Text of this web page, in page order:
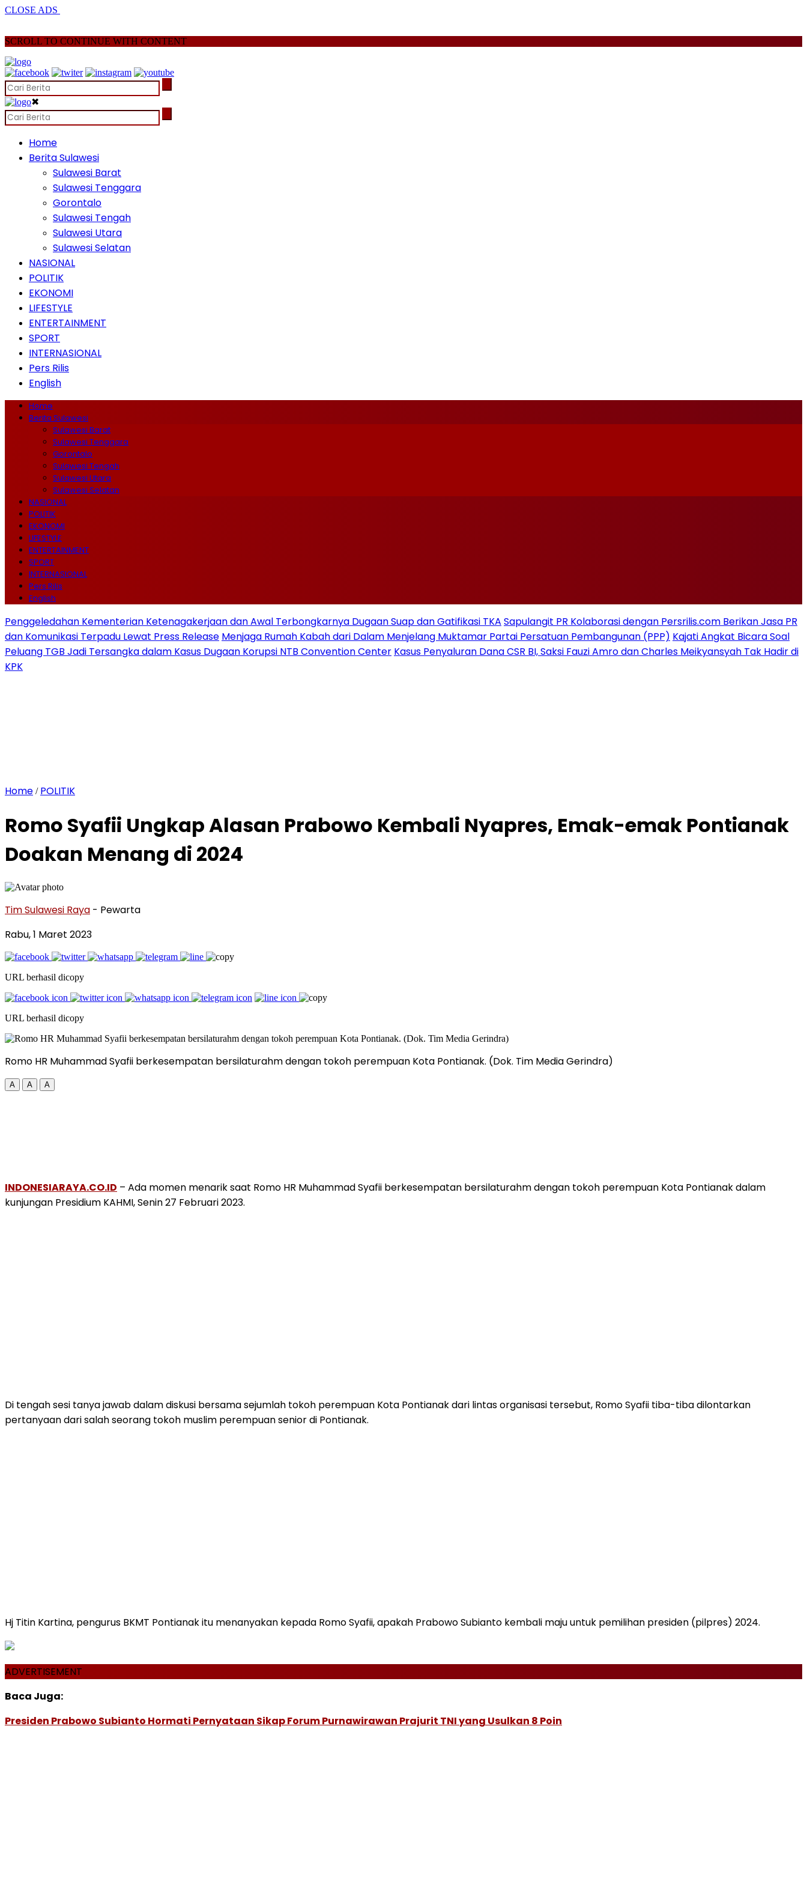
CLOSE ADS
SCROLL TO CONTINUE WITH CONTENT
✖
Home
Berita Sulawesi
Sulawesi Barat
Sulawesi Tenggara
Gorontalo
Sulawesi Tengah
Sulawesi Utara
Sulawesi Selatan
NASIONAL
POLITIK
EKONOMI
LIFESTYLE
ENTERTAINMENT
SPORT
INTERNASIONAL
Pers Rilis
English
Home
Berita Sulawesi
Sulawesi Barat
Sulawesi Tenggara
Gorontalo
Sulawesi Tengah
Sulawesi Utara
Sulawesi Selatan
NASIONAL
POLITIK
EKONOMI
LIFESTYLE
ENTERTAINMENT
SPORT
INTERNASIONAL
Pers Rilis
English
Penggeledahan Kementerian Ketenagakerjaan dan Awal Terbongkarnya Dugaan Suap dan Gatifikasi TKA Sapulangit PR Kolaborasi dengan Persrilis.com Berikan Jasa PR
dan Komunikasi Terpadu Lewat Press Release Menjaga Rumah Kabah dari Dalam Menjelang Muktamar Partai Persatuan Pembangunan (PPP) Kajati Angkat Bicara Soal
Peluang TGB Jadi Tersangka dalam Kasus Dugaan Korupsi NTB Convention Center Kasus Penyaluran Dana CSR BI, Saksi Fauzi Amro dan Charles Meikyansyah Tak Hadir di
KPK
Home / POLITIK
Romo Syafii Ungkap Alasan Prabowo Kembali Nyapres, Emak-emak Pontianak
Doakan Menang di 2024
Tim Sulawesi Raya - Pewarta
Rabu, 1 Maret 2023
URL berhasil dicopy
URL berhasil dicopy
Romo HR Muhammad Syafii berkesempatan bersilaturahm dengan tokoh perempuan Kota Pontianak. (Dok. Tim Media Gerindra)
A A A
INDONESIARAYA.CO.ID – Ada momen menarik saat Romo HR Muhammad Syafii berkesempatan bersilaturahm dengan tokoh perempuan Kota Pontianak dalam
kunjungan Presidium KAHMI, Senin 27 Februari 2023.
Di tengah sesi tanya jawab dalam diskusi bersama sejumlah tokoh perempuan Kota Pontianak dari lintas organisasi tersebut, Romo Syafii tiba-tiba dilontarkan
pertanyaan dari salah seorang tokoh muslim perempuan senior di Pontianak.
Hj Titin Kartina, pengurus BKMT Pontianak itu menanyakan kepada Romo Syafii, apakah Prabowo Subianto kembali maju untuk pemilihan presiden (pilpres) 2024.
ADVERTISEMENT
Baca Juga:
Presiden Prabowo Subianto Hormati Pernyataan Sikap Forum Purnawirawan Prajurit TNI yang Usulkan 8 Poin